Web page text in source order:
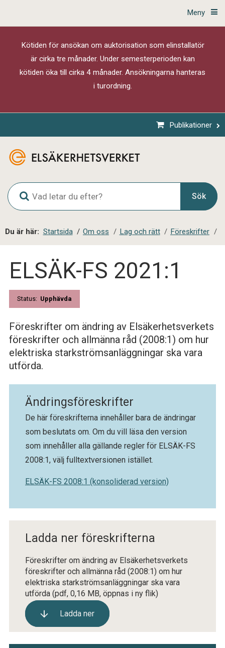
Meny
Kötiden för ansökan om auktorisation som elinstallatör
är cirka tre månader. Under semesterperioden kan
kötiden öka till cirka 4 månader. Ansökningarna hanteras
i turordning.
Publikationer
G
l
o
a
l
ö
k
Sök
Du är här: Startsida / Om oss / Lag och rätt / Föreskrifter /
ELSÄK-FS 2021:1
Status: Upphävda
Föreskrifter om ändring av Elsäkerhetsverkets
föreskrifter och allmänna råd (2008:1) om hur
elektriska starkströmsanläggningar ska vara
utförda.
Ändringsföreskrifter
De här föreskrifterna innehåller bara de ändringar
som beslutats om. Om du vill läsa den version
som innehåller alla gällande regler för ELSÄK-FS
2008:1, välj fulltextversionen istället.
ELSÄK-FS 2008:1 (konsoliderad version)
Ladda ner föreskrifterna
Föreskrifter om ändring av Elsäkerhetsverkets
föreskrifter och allmänna råd (2008:1) om hur
elektriska starkströmsanläggningar ska vara
utförda (pdf, 0,16 MB, öppnas i ny flik)
Ladda ner